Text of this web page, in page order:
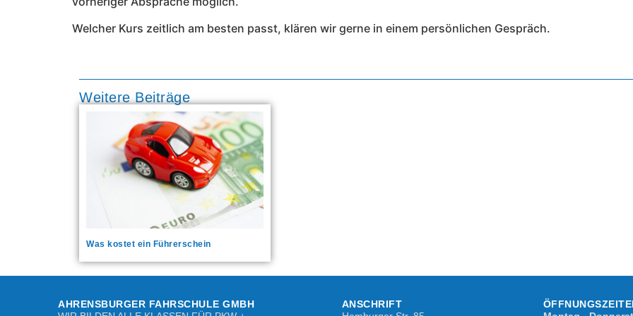
Welcher Kurs zeitlich am besten passt, klären wir gerne in einem persönlichen Gespräch.
Weitere Beiträge
Was kostet ein Führerschein
AHRENSBURGER FAHRSCHULE GMBH
ANSCHRIFT